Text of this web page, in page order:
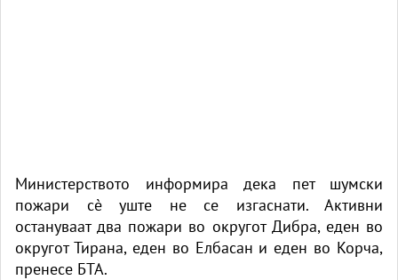
Министерството информира дека пет шумски
пожари сè уште не се изгаснати. Активни
остануваат два пожари во округот Дибра, еден во
округот Тирана, еден во Елбасан и еден во Корча,
пренесе БТА.